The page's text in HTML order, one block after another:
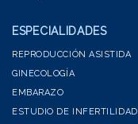
ESPECIALIDADES
REPRODUCCIÓN ASISTIDA
GINECOLOGÍA
EMBARAZO
ESTUDIO DE INFERTILIDAD